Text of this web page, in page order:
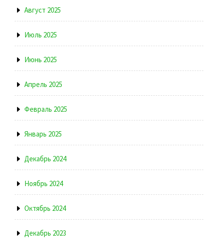
Август 2025
Июль 2025
Июнь 2025
Апрель 2025
Февраль 2025
Январь 2025
Декабрь 2024
Ноябрь 2024
Октябрь 2024
Декабрь 2023